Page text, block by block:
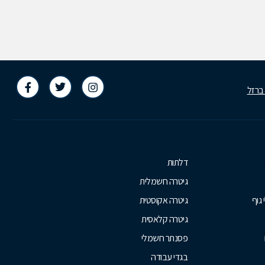
גוף
דלתות
גיטרה חשמלית
גיטרה אקוסטית
גיטרה קלאסית
פסנתר חשמלי
בגדי עבודה